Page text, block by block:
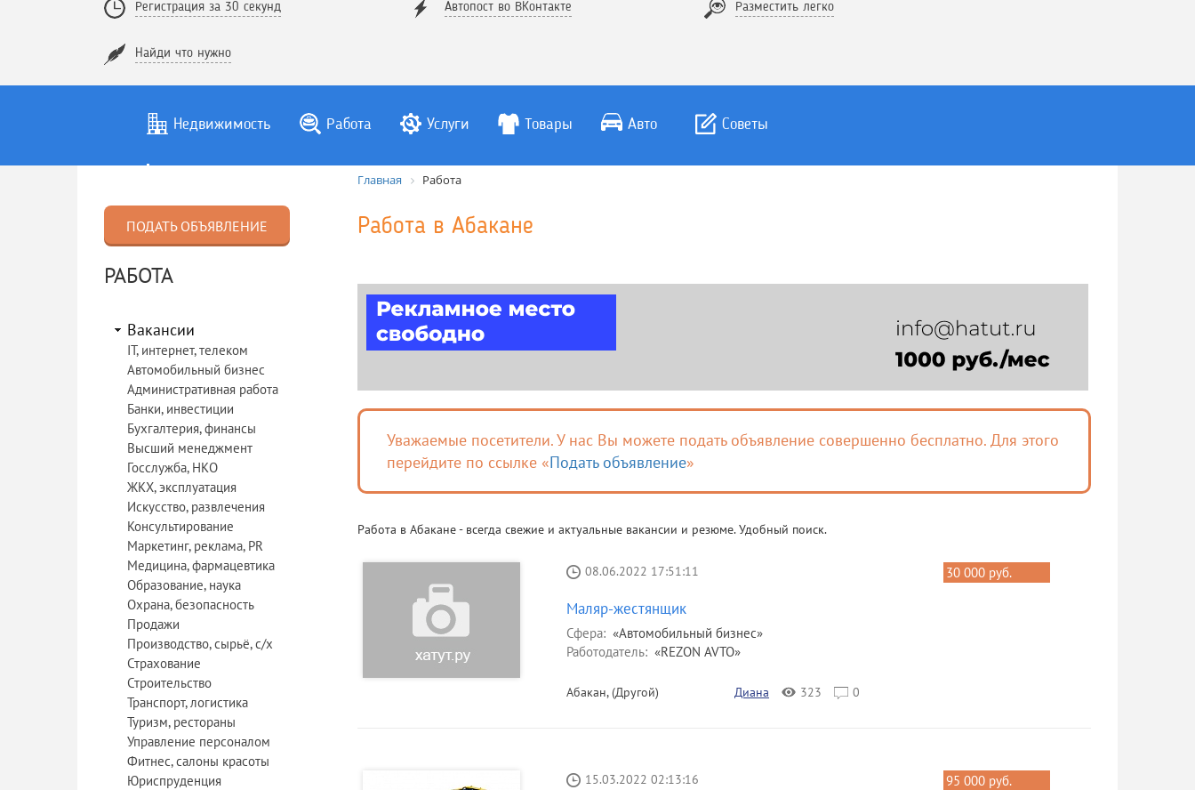
Регистрация за 30 секунд Автопост во ВКонтакте Разместить легко
Найди что нужно
Недвижимость Работа Услуги Товары Авто Советы
ПОДАТЬ ОБЪЯВЛЕНИЕ
РАБОТА
Вакансии
IT, интернет, телеком
Автомобильный бизнес
Административная работа
Банки, инвестиции
Бухгалтерия, финансы
Высший менеджмент
Госслужба, НКО
ЖКХ, эксплуатация
Искусство, развлечения
Консультирование
Маркетинг, реклама, PR
Медицина, фармацевтика
Образование, наука
Охрана, безопасность
Продажи
Производство, сырьё, с/х
Страхование
Строительство
Транспорт, логистика
Туризм, рестораны
Управление персоналом
Фитнес, салоны красоты
Юриспруденция
Главная Работа
Работа в Абакане
Уважаемые посетители. У нас Вы можете подать объявление совершенно бесплатно. Для этого
перейдите по ссылке «Подать объявление»
Работа в Абакане - всегда свежие и актуальные вакансии и резюме. Удобный поиск.
08.06.2022 17:51:11
Маляр-жестянщик
Сфера: «Автомобильный бизнес»
Работодатель: «REZON AVTO»
Абакан, (Другой) Диана 323 0
30 000 руб.
15.03.2022 02:13:16 95 000 руб.